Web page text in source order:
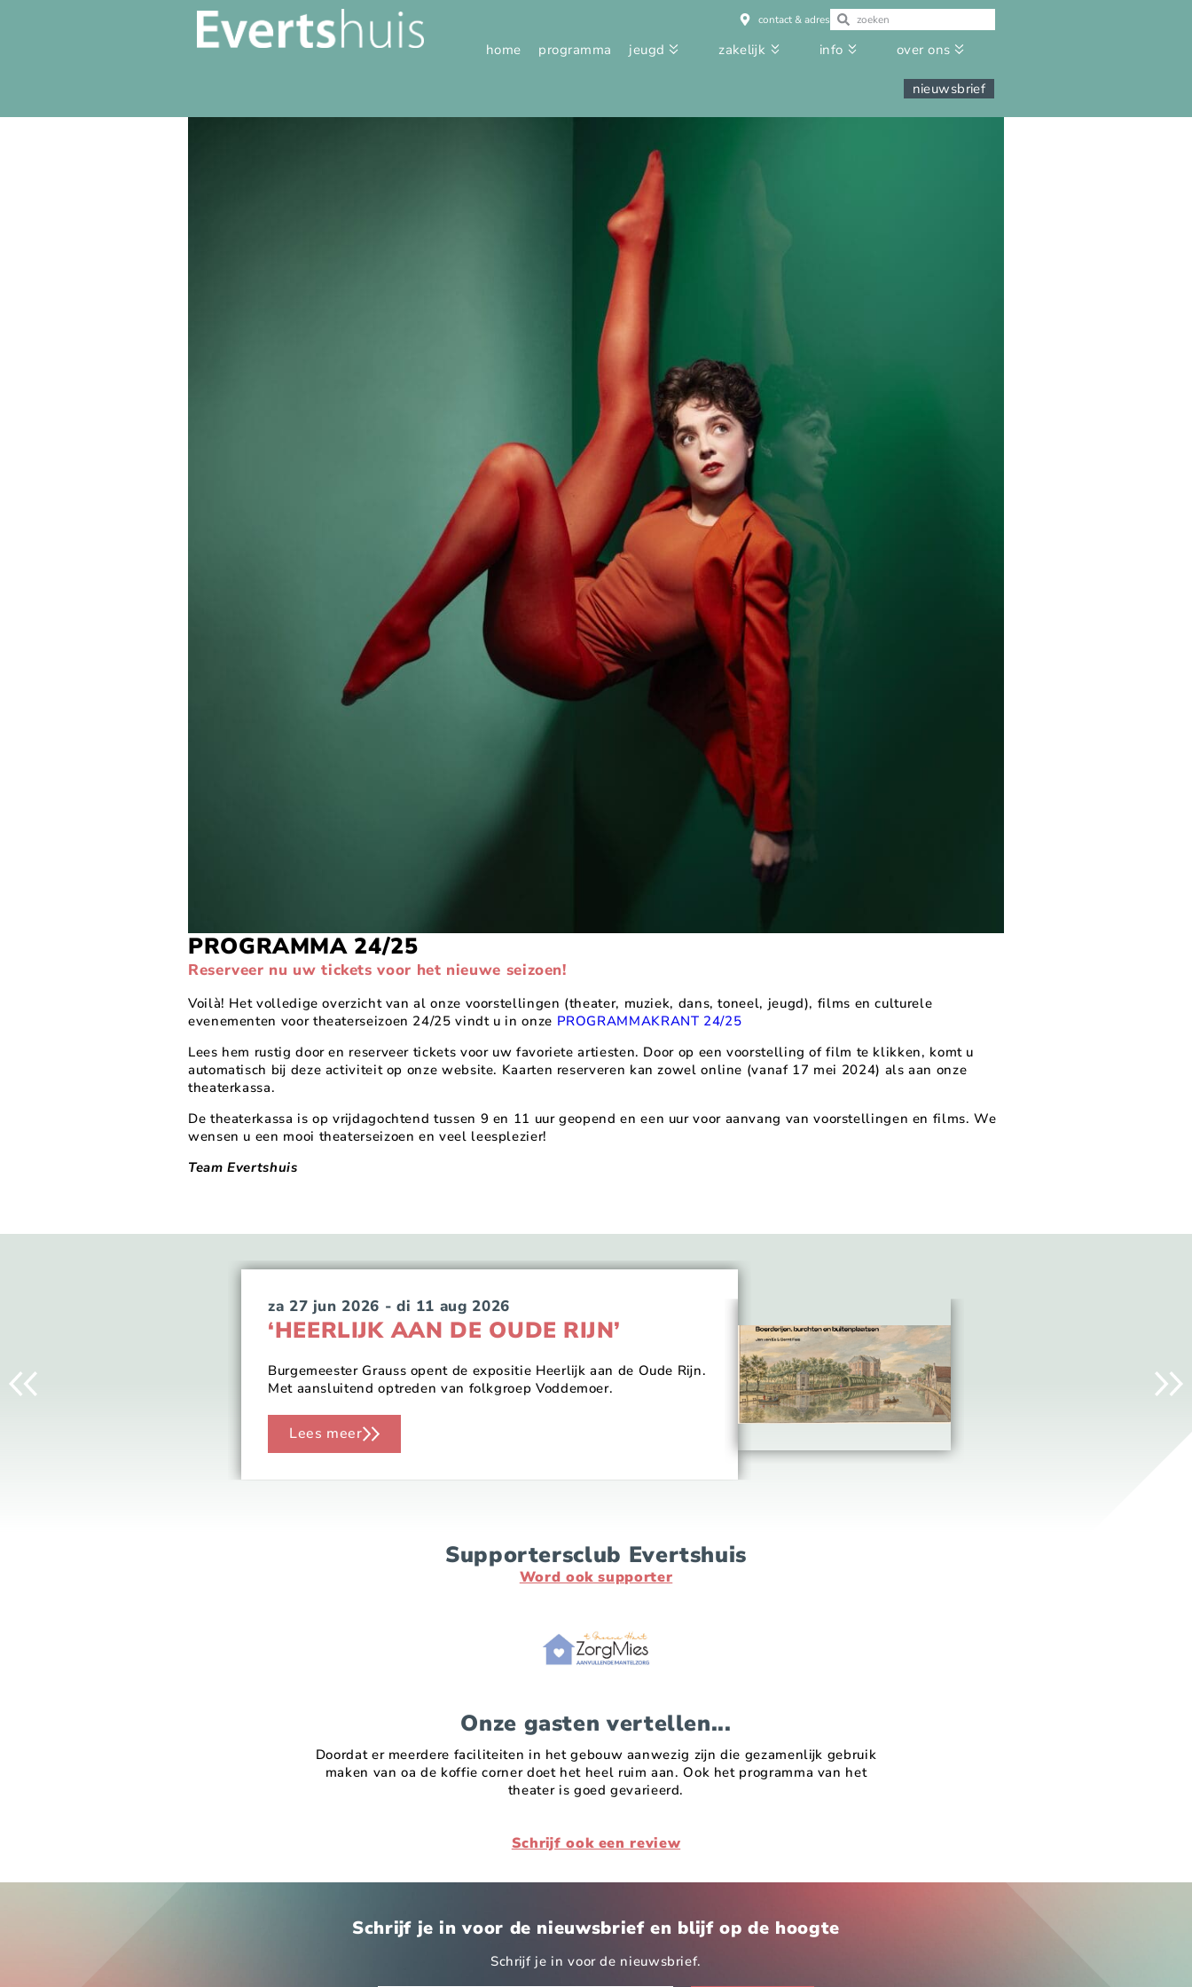
contact & adres
home programma jeugd zakelijk info over ons
nieuwsbrief
PROGRAMMA 24/25
Reserveer nu uw tickets voor het nieuwe seizoen!
Voilà! Het volledige overzicht van al onze voorstellingen (theater, muziek, dans, toneel, jeugd), films en culturele
evenementen voor theaterseizoen 24/25 vindt u in onze PROGRAMMAKRANT 24/25
Lees hem rustig door en reserveer tickets voor uw favoriete artiesten. Door op een voorstelling of film te klikken, komt u
automatisch bij deze activiteit op onze website. Kaarten reserveren kan zowel online (vanaf 17 mei 2024) als aan onze
theaterkassa.
De theaterkassa is op vrijdagochtend tussen 9 en 11 uur geopend en een uur voor aanvang van voorstellingen en films. We
wensen u een mooi theaterseizoen en veel leesplezier!
Team Evertshuis
za 27 jun 2026 di 11 aug 2026
‘HEERLIJK AAN DE OUDE RIJN’
Burgemeester Grauss opent de expositie Heerlijk aan de Oude Rijn.
Met aansluitend optreden van folkgroep Voddemoer.
Lees meer
Supportersclub Evertshuis
Word ook supporter
Onze gasten vertellen...
Doordat er meerdere faciliteiten in het gebouw aanwezig zijn die gezamenlijk gebruik
maken van oa de koffie corner doet het heel ruim aan. Ook het programma van het
theater is goed gevarieerd.
Schrijf ook een review
Schrijf je in voor de nieuwsbrief en blijf op de hoogte
Schrijf je in voor de nieuwsbrief.